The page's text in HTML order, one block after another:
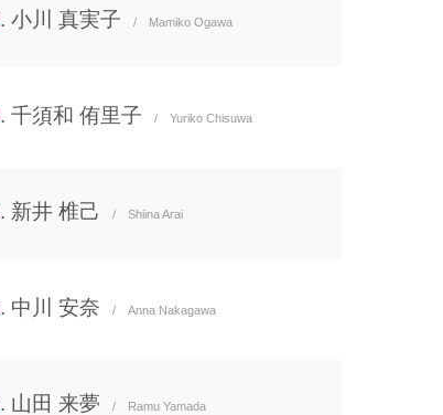
. 小川 真実子 / Mamiko Ogawa
. 千須和 侑里子 / Yuriko Chisuwa
. 新井 椎己 / Shiina Arai
. 中川 安奈 / Anna Nakagawa
. 山田 来夢 / Ramu Yamada